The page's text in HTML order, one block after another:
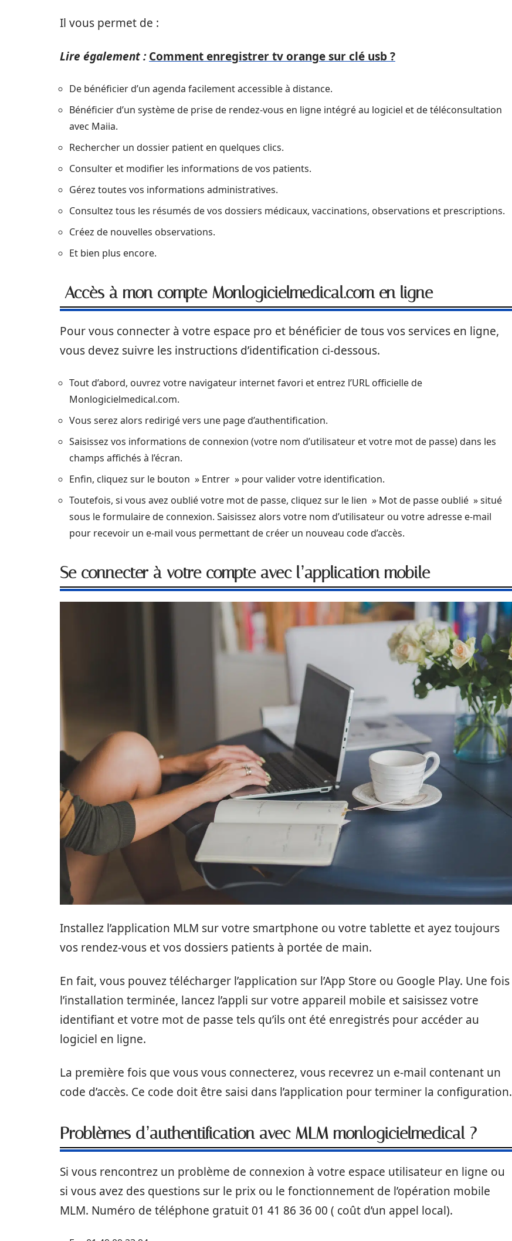
Il vous permet de :
Lire également : Comment enregistrer tv orange sur clé usb ?
De bénéficier d’un agenda facilement accessible à distance.
Bénéficier d’un système de prise de rendez-vous en ligne intégré au logiciel et de téléconsultation
avec Maiia.
Rechercher un dossier patient en quelques clics.
Consulter et modifier les informations de vos patients.
Gérez toutes vos informations administratives.
Consultez tous les résumés de vos dossiers médicaux, vaccinations, observations et prescriptions.
Créez de nouvelles observations.
Et bien plus encore.
Accès à mon compte Monlogicielmedical.com en ligne
Pour vous connecter à votre espace pro et bénéficier de tous vos services en ligne,
vous devez suivre les instructions d’identification ci-dessous.
Tout d’abord, ouvrez votre navigateur internet favori et entrez l’URL officielle de
Monlogicielmedical.com.
Vous serez alors redirigé vers une page d’authentification.
Saisissez vos informations de connexion (votre nom d’utilisateur et votre mot de passe) dans les
champs affichés à l’écran.
Enfin, cliquez sur le bouton » Entrer » pour valider votre identification.
Toutefois, si vous avez oublié votre mot de passe, cliquez sur le lien » Mot de passe oublié » situé
sous le formulaire de connexion. Saisissez alors votre nom d’utilisateur ou votre adresse e-mail
pour recevoir un e-mail vous permettant de créer un nouveau code d’accès.
Se connecter à votre compte avec l’application mobile
Installez l’application MLM sur votre smartphone ou votre tablette et ayez toujours
vos rendez-vous et vos dossiers patients à portée de main.
En fait, vous pouvez télécharger l’application sur l’App Store ou Google Play. Une fois
l’installation terminée, lancez l’appli sur votre appareil mobile et saisissez votre
identifiant et votre mot de passe tels qu’ils ont été enregistrés pour accéder au
logiciel en ligne.
La première fois que vous vous connecterez, vous recevrez un e-mail contenant un
code d’accès. Ce code doit être saisi dans l’application pour terminer la configuration.
Problèmes d’authentification avec MLM monlogicielmedical ?
Si vous rencontrez un problème de connexion à votre espace utilisateur en ligne ou
si vous avez des questions sur le prix ou le fonctionnement de l’opération mobile
MLM. Numéro de téléphone gratuit 01 41 86 36 00 ( coût d’un appel local).